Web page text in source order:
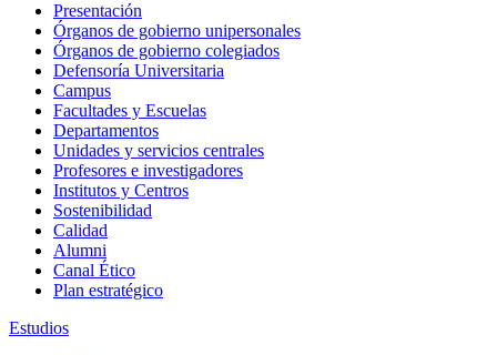
Presentación
Órganos de gobierno unipersonales
Órganos de gobierno colegiados
Defensoría Universitaria
Campus
Facultades y Escuelas
Departamentos
Unidades y servicios centrales
Profesores e investigadores
Institutos y Centros
Sostenibilidad
Calidad
Alumni
Canal Ético
Plan estratégico
Estudios